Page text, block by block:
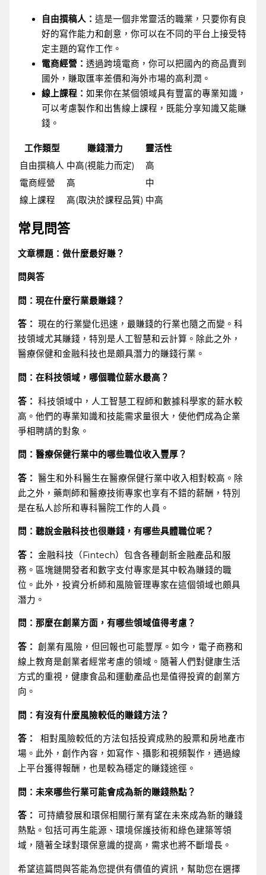
自由撰稿人：這是一個非常靈活的職業，只要你有良
好的寫作能力和創意，你可以在不同的平台上接受特
定主題的寫作工作。
電商經營：透過跨境電商，你可以把國內的商品賣到
國外，賺取匯率差價和海外市場的高利潤。
線上課程：如果你在某個領域具有豐富的專業知識，
可以考慮製作和出售線上課程，既能分享知識又能賺
錢。
工作類型 賺錢潛力
靈活性
自由撰稿人 中高(視能力而定)
高
電商經營
高
中
線上課程
高(取決於課程品質) 中高
常見問答
文章標題：做什麼最好賺？
問與答
問：現在什麼行業最賺錢？
答： 現在的行業變化迅速，最賺錢的行業也隨之而變。科
技領域尤其賺錢，特別是人工智慧和云計算。除此之外，
醫療保健和金融科技也是頗具潛力的賺錢行業。
問：在科技領域，哪個職位薪水最高？
答： 科技領域中，人工智慧工程師和數據科學家的薪水較
高。他們的專業知識和技能需求量很大，使他們成為企業
爭相聘請的對象。
問：醫療保健行業中的哪些職位收入豐厚？
答： 醫生和外科醫生在醫療保健行業中收入相對較高。除
此之外，藥劑師和醫療技術專家也享有不錯的薪酬，特別
是在私人診所和專科醫院工作的人員。
問：聽說金融科技也很賺錢，有哪些具體職位呢？
答： 金融科技（Fintech）包含各種創新金融產品和服
務。區塊鏈開發者和數字支付專家是其中較為賺錢的職
位。此外，投資分析師和風險管理專家在這個領域也頗具
潛力。
問：那麼在創業方面，有哪些領域值得考慮？
答： 創業有風險，但回報也可能豐厚。如今，電子商務和
線上教育是創業者經常考慮的領域。隨著人們對健康生活
方式的重視，健康食品和運動產品也是值得投資的創業方
向。
問：有沒有什麼風險較低的賺錢方法？
答：
⁤ 相對風險較低的方法包括投資成熟的股票和房地產市
場。此外，創作內容，如寫作、攝影和視頻製作，通過線
上平台獲得報酬，也是較為穩定的賺錢途徑。
問：未來哪些行業可能會成為新的賺錢熱點？
答：
可持續發展和環保相關行業有望在未來成為新的賺錢
熱點。包括可再生能源、環境保護技術和綠色建築等領
域，隨著全球對環保意識的提高，需求也將不斷增長。
希望這篇問與答能為您提供有價值的資訊，幫助您在選擇